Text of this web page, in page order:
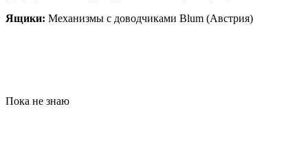
Ящики: Механизмы с доводчиками Blum (Австрия)
Пока не знаю